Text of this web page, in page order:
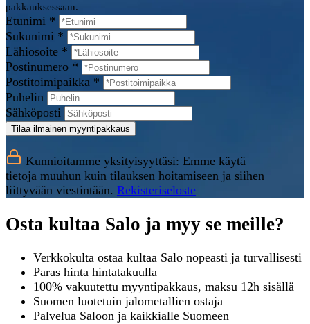
pakkauksessaan.
Etunimi *
Sukunimi *
Lähiosoite *
Postinumero *
Postitoimipaikka *
Puhelin
Sähköposti
Tilaa ilmainen myyntipakkaus
Kunnioitamme yksityisyyttäsi: Emme käytä
tietoja muuhun kuin tilauksen hoitamiseen ja siihen
liittyvään viestintään. Rekisteriseloste
Osta kultaa Salo ja myy se meille?
Verkkokulta ostaa kultaa Salo nopeasti ja turvallisesti
Paras hinta hintatakuulla
100% vakuutettu myyntipakkaus, maksu 12h sisällä
Suomen luotetuin jalometallien ostaja
Palvelua Saloon ja kaikkialle Suomeen